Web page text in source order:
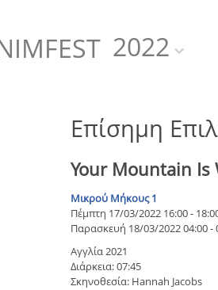
2022
Επίσημη
Your Mountain Is
Μικρού Μήκους 1
Πέμπτη 17/03/2022 16:00 -
Παρασκευή 18/03/2022 04:00
Αγγλία 2021
Διάρκεια: 07:45
Σκηνοθεσία: Hannah Jacobs